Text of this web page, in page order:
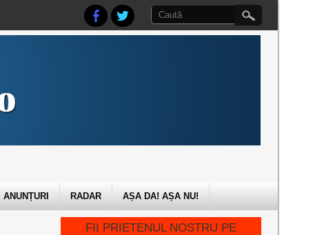
ANUNȚURI RADAR AȘA DA! AȘA NU!
FII PRIETENUL NOSTRU PE